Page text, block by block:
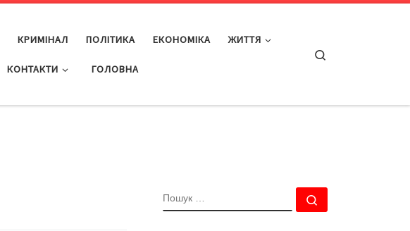
КРИМІНАЛ ПОЛІТИКА ЕКОНОМІКА ЖИТТЯ
КОНТАКТИ ГОЛОВНА
ПОШУК